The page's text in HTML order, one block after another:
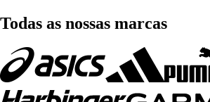
Todas as nossas marcas